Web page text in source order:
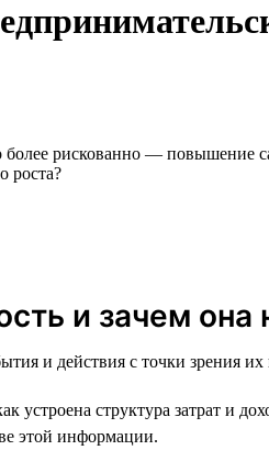
рискованно — повышение
роста?
и зачем она
и действия с точки зрения
структура затрат и
этой информации.